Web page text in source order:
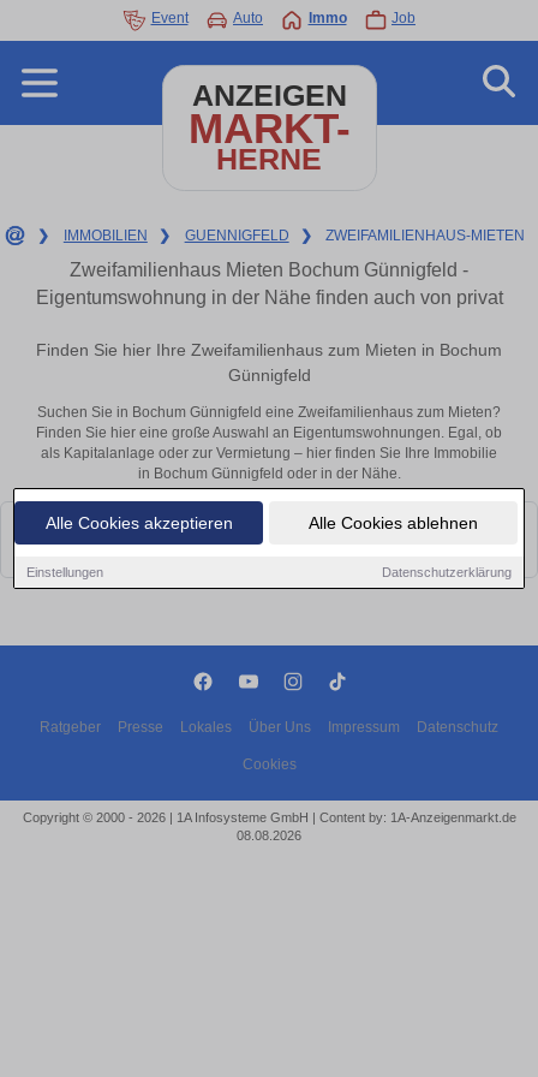
Alle Cookies akzeptieren Alle Cookies ablehnen
Einstellungen Datenschutzerklärung
Event Auto Immo Job
ANZEIGEN
MARKT-
HERNE
❯ IMMOBILIEN ❯ GUENNIGFELD ❯ ZWEIFAMILIENHAUS-MIETEN
Zweifamilienhaus Mieten Bochum Günnigfeld -
Eigentumswohnung in der Nähe finden auch von privat
Finden Sie hier Ihre Zweifamilienhaus zum Mieten in Bochum
Günnigfeld
Suchen Sie in Bochum Günnigfeld eine Zweifamilienhaus zum Mieten?
Finden Sie hier eine große Auswahl an Eigentumswohnungen. Egal, ob
als Kapitalanlage oder zur Vermietung – hier finden Sie Ihre Immobilie
in Bochum Günnigfeld oder in der Nähe.
Leider konnten wir derzeit keine passenden Objekte finden. Schauen Sie
bald wieder vorbei!
Ratgeber Presse Lokales Über Uns Impressum Datenschutz
Cookies
Copyright © 2000 - 2026 | 1A Infosysteme GmbH | Content by: 1A-Anzeigenmarkt.de
08.08.2026